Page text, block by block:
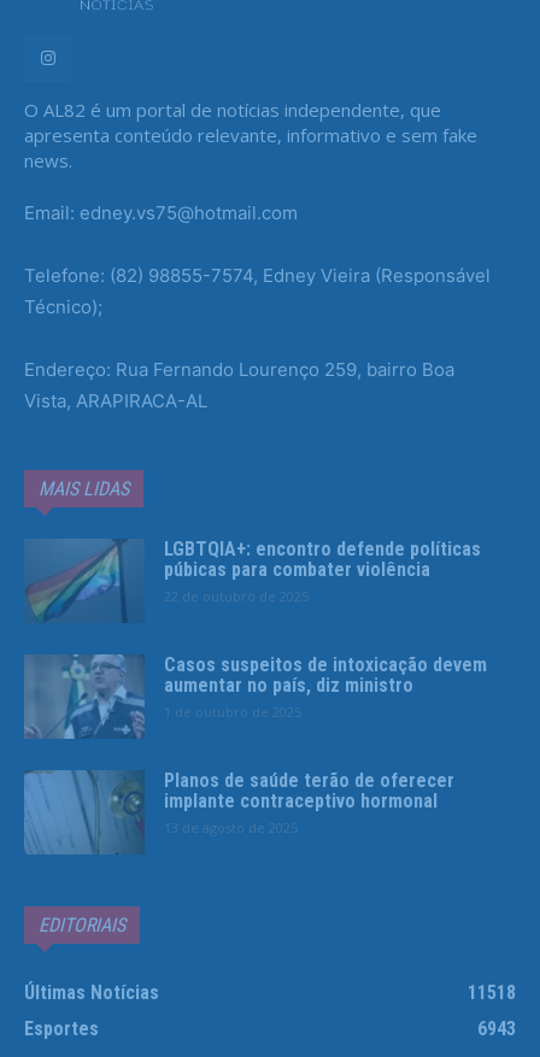
O AL82 é um portal de notícias independente, que
apresenta conteúdo relevante, informativo e sem fake
news.
Email: edney.vs75@hotmail.com
Telefone: (82) 98855-7574, Edney Vieira (Responsável
Técnico);
Endereço: Rua Fernando Lourenço 259, bairro Boa
Vista, ARAPIRACA-AL
MAIS LIDAS
LGBTQIA+: encontro defende políticas
púbicas para combater violência
22 de outubro de 2025
Casos suspeitos de intoxicação devem
aumentar no país, diz ministro
1 de outubro de 2025
Planos de saúde terão de oferecer
implante contraceptivo hormonal
13 de agosto de 2025
EDITORIAIS
Últimas Notícias
11518
Esportes
6943